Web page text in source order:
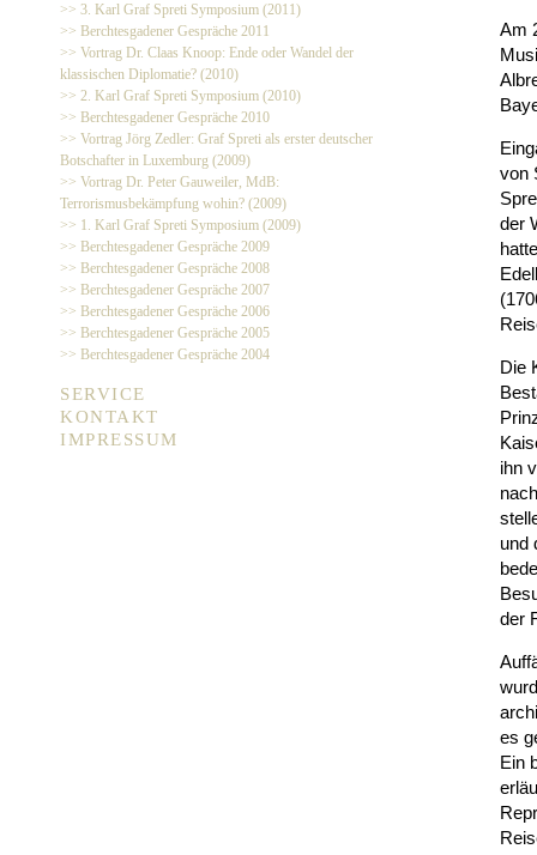
>> 3. Karl Graf Spreti Symposium (2011)
>> Berchtesgadener Gespräche 2011
>> Vortrag Dr. Claas Knoop: Ende oder Wandel der
klassischen Diplomatie? (2010)
>> 2. Karl Graf Spreti Symposium (2010)
>> Berchtesgadener Gespräche 2010
>> Vortrag Jörg Zedler: Graf Spreti als erster deutscher
Botschafter in Luxemburg (2009)
>> Vortrag Dr. Peter Gauweiler, MdB:
Terrorismusbekämpfung wohin? (2009)
>> 1. Karl Graf Spreti Symposium (2009)
>> Berchtesgadener Gespräche 2009
>> Berchtesgadener Gespräche 2008
>> Berchtesgadener Gespräche 2007
>> Berchtesgadener Gespräche 2006
>> Berchtesgadener Gespräche 2005
>> Berchtesgadener Gespräche 2004
SERVICE
KONTAKT
IMPRESSUM
Am
von
der
Die
ihn
und
der
es
Ein